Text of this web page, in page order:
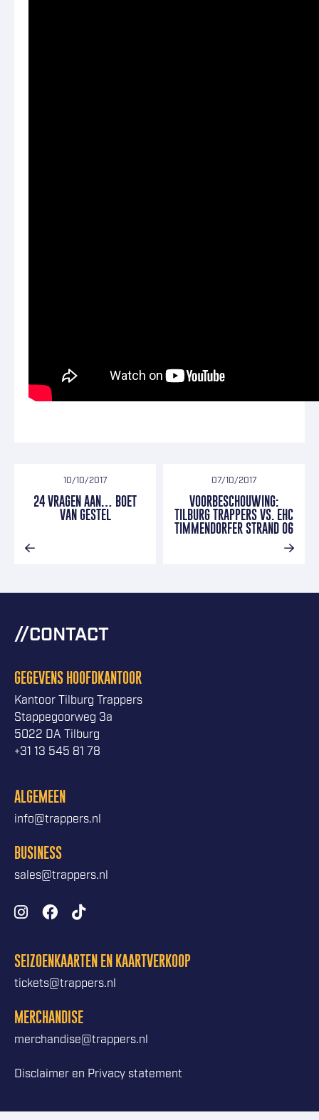
10/10/2017
24 VRAGEN AAN… BOET
VAN GESTEL
07/10/2017
VOORBESCHOUWING:
TILBURG TRAPPERS VS. EHC
TIMMENDORFER STRAND 06
CONTACT
GEGEVENS HOOFDKANTOOR
Kantoor Tilburg Trappers
Stappegoorweg 3a
5022 DA Tilburg
+31 13 545 81 78
ALGEMEEN
info@trappers.nl
BUSINESS
sales@trappers.nl
SEIZOENKAARTEN EN KAARTVERKOOP
tickets@trappers.nl
MERCHANDISE
merchandise@trappers.nl
Disclaimer en Privacy statement